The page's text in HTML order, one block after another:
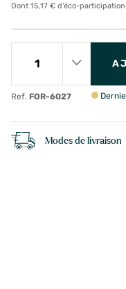
Dont 15,17 € d'éco-participation
Ref. FOR-6027
Modes de livraison